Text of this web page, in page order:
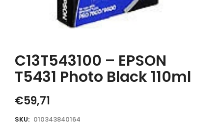
C13T543100 – EPSON
T5431 Photo Black 110ml
€59,71
SKU: 010343840164